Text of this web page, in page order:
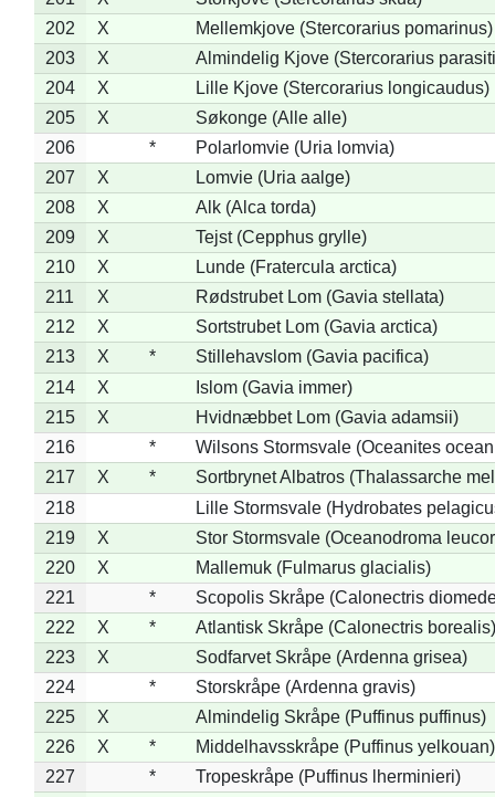
202
X
Mellemkjove (Stercorarius pomarinus)
203
X
Almindelig Kjove (Stercorarius
204
X
Lille Kjove (Stercorarius longicaudus)
205
X
Søkonge (Alle alle)
206
*
Polarlomvie (Uria lomvia)
207
X
Lomvie (Uria aalge)
208
X
Alk (Alca torda)
209
X
Tejst (Cepphus grylle)
210
X
Lunde (Fratercula arctica)
211
X
Rødstrubet Lom (Gavia stellata)
212
X
Sortstrubet Lom (Gavia arctica)
213
X *
Stillehavslom (Gavia pacifica)
214
X
Islom (Gavia immer)
215
X
Hvidnæbbet Lom (Gavia adamsii)
216
*
Wilsons Stormsvale (Oceanites
217
X *
Sortbrynet Albatros (Thalassarche
218
Lille Stormsvale (Hydrobates
219
X
Stor Stormsvale (Oceanodroma
220
X
Mallemuk (Fulmarus glacialis)
221
*
Scopolis Skråpe (Calonectris
222
X *
Atlantisk Skråpe (Calonectris borealis)
223
X
Sodfarvet Skråpe (Ardenna grisea)
224
*
Storskråpe (Ardenna gravis)
225
X
Almindelig Skråpe (Puffinus puffinus)
226
X *
Middelhavsskråpe (Puffinus yelkouan)
227
*
Tropeskråpe (Puffinus lherminieri)